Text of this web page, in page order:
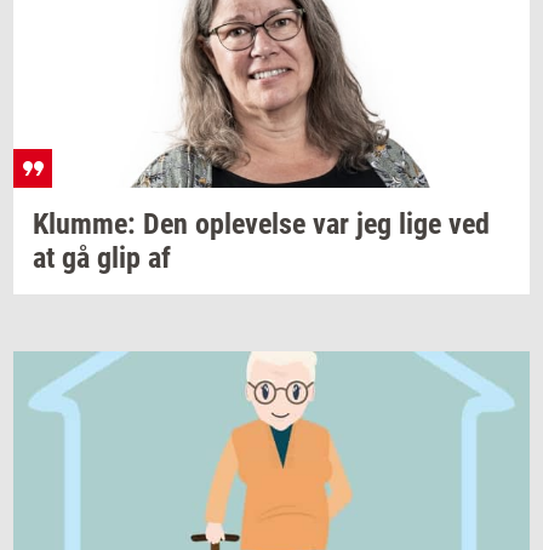
Klum­me: Den op­le­vel­se var jeg lige ved
at gå glip af